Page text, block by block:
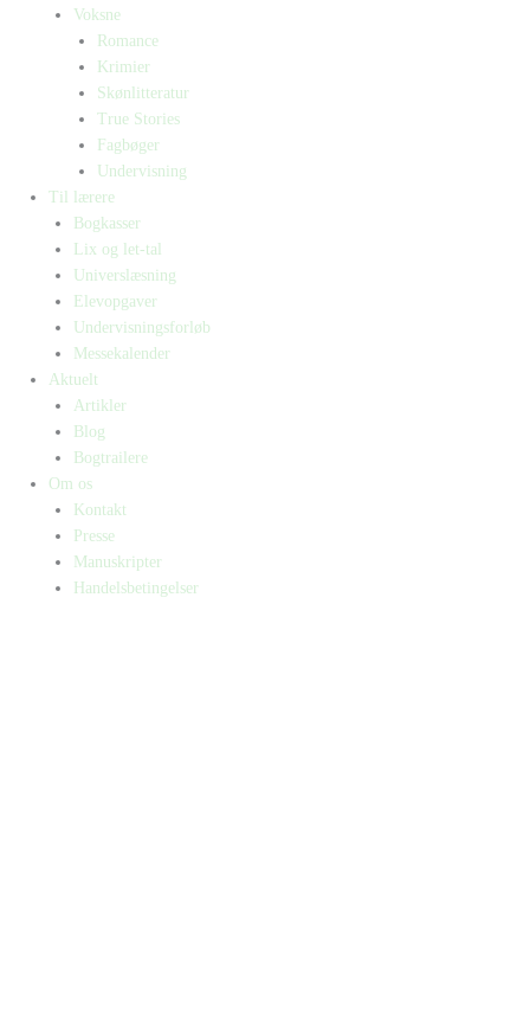
Voksne
Romance
Krimier
Skønlitteratur
True Stories
Fagbøger
Undervisning
Til lærere
Bogkasser
Lix og let-tal
Universlæsning
Elevopgaver
Undervisningsforløb
Messekalender
Aktuelt
Artikler
Blog
Bogtrailere
Om os
Kontakt
Presse
Manuskripter
Handelsbetingelser